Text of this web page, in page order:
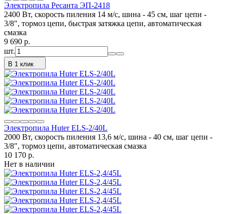
Электропила Ресанта ЭП-2418
2400 Вт, скорость пиления 14 м/с, шина - 45 см, шаг цепи -
3/8", тормоз цепи, быстрая затяжка цепи, автоматическая
смазка
9 690 p.
шт.
В 1 клик
Электропила Huter ELS-2/40L
2000 Вт, скорость пиления 13,6 м/с, шина - 40 см, шаг цепи -
3/8", тормоз цепи, автоматическая смазка
10 170 p.
Нет в наличии